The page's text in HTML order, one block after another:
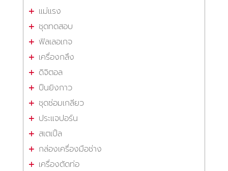
แม่แรง
ชุดทดสอบ
ฟิลเลอเกจ
เครื่องกลึง
ดิจิตอล
ปืนยิงกาว
ชุดซ่อมเกลียว
ประแจปอร์น
สเตเปิ้ล
กล่องเครื่องมือช่าง
เครื่องตัดท่อ